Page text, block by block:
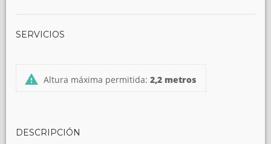
SERVICIOS
Altura máxima permitida: 2,2 metros
DESCRIPCIÓN